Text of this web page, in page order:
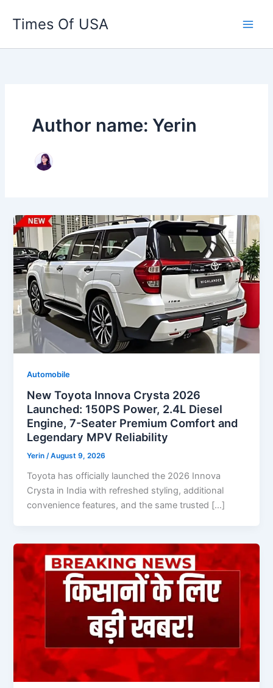
Times Of USA
Author name: Yerin
Automobile
New Toyota Innova Crysta 2026
Launched: 150PS Power, 2.4L Diesel
Engine, 7-Seater Premium Comfort and
Legendary MPV Reliability
Yerin/August 9, 2026
Toyota has officially launched the 2026 Innova
Crysta in India with refreshed styling, additional
convenience features, and the same trusted […]